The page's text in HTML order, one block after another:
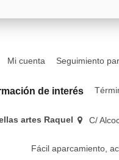
Mi cuenta Seguimiento
de interés
artes Raquel C/
Fácil aparcamiento,